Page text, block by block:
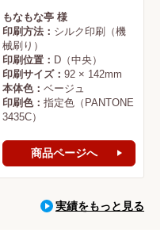
もなもな亭 様
印刷方法： シルク印刷（機
械刷り）
印刷位置： D（中央）
印刷サイズ： 92 × 142mm
本体色： ベージュ
印刷色： 指定色（PANTONE
3435C）
商品ページへ
実績をもっと見る